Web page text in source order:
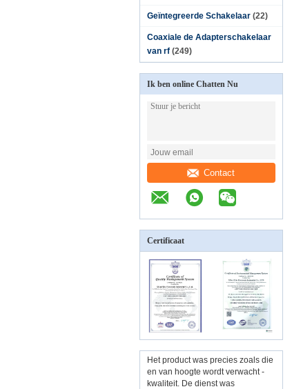
Geïntegreerde Schakelaar (22)
Coaxiale de Adapterschakelaar
van rf (249)
Ik ben online Chatten Nu
Contact
Certificaat
Het product was precies zoals die
en van hoogte wordt verwacht -
kwaliteit. De dienst was